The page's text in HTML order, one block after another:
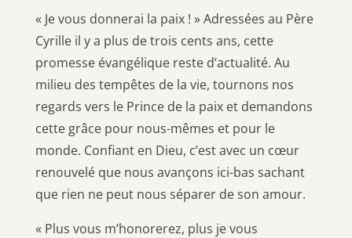
« Je vous donnerai la paix ! » Adressées au Père
Cyrille il y a plus de trois cents ans, cette
promesse évangélique reste d’actualité. Au
milieu des tempêtes de la vie, tournons nos
regards vers le Prince de la paix et demandons
cette grâce pour nous-mêmes et pour le
monde. Confiant en Dieu, c’est avec un cœur
renouvelé que nous avançons ici-bas sachant
que rien ne peut nous séparer de son amour.
« Plus vous m’honorerez, plus je vous